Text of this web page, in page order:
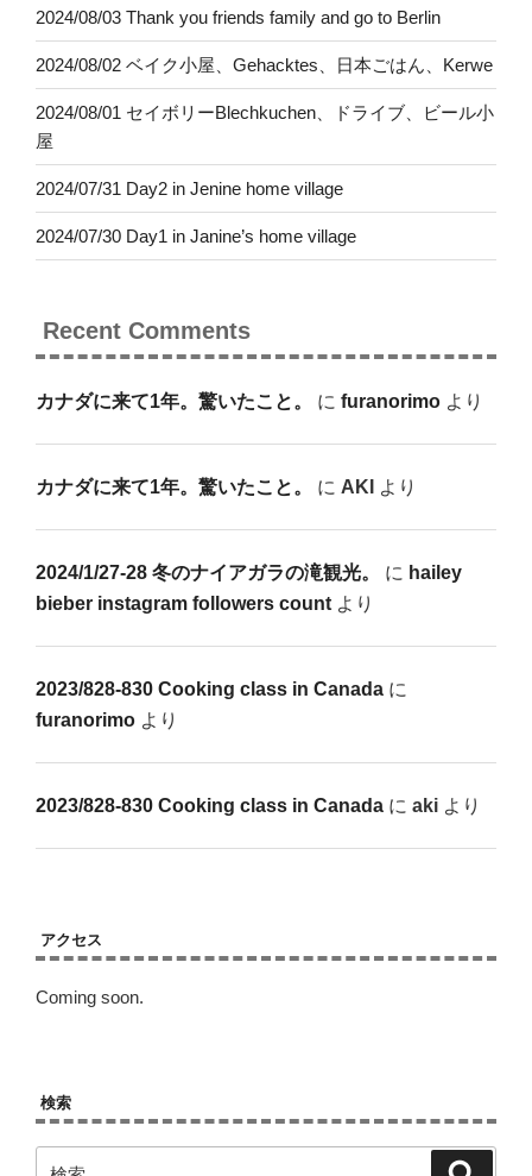
2024/08/03 Thank you friends family and go to Berlin
2024/08/02 ベイク小屋、Gehacktes、日本ごはん、Kerwe
2024/08/01 セイボリーBlechkuchen、ドライブ、ビール小
屋
2024/07/31 Day2 in Jenine home village
2024/07/30 Day1 in Janine’s home village
Recent Comments
カナダに来て1年。驚いたこと。 に furanorimo より
カナダに来て1年。驚いたこと。 に AKI より
2024/1/27-28 冬のナイアガラの滝観光。 に hailey
bieber instagram followers count より
2023/828-830 Cooking class in Canada に
furanorimo より
2023/828-830 Cooking class in Canada に aki より
アクセス
Coming soon.
検索